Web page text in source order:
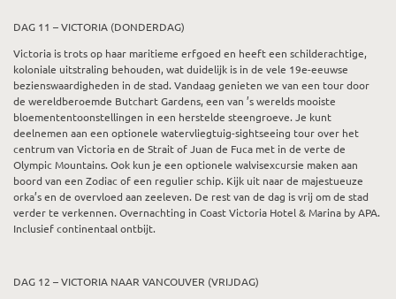
DAG 11 – VICTORIA (DONDERDAG)
Victoria is trots op haar maritieme erfgoed en heeft een schilderachtige,
koloniale uitstraling behouden, wat duidelijk is in de vele 19e-eeuwse
bezienswaardigheden in de stad. Vandaag genieten we van een tour door
de wereldberoemde Butchart Gardens, een van ’s werelds mooiste
bloemententoonstellingen in een herstelde steengroeve. Je kunt
deelnemen aan een optionele watervliegtuig-sightseeing tour over het
centrum van Victoria en de Strait of Juan de Fuca met in de verte de
Olympic Mountains. Ook kun je een optionele walvisexcursie maken aan
boord van een Zodiac of een regulier schip. Kijk uit naar de majestueuze
orka’s en de overvloed aan zeeleven. De rest van de dag is vrij om de stad
verder te verkennen. Overnachting in Coast Victoria Hotel & Marina by APA.
Inclusief continentaal ontbijt.
DAG 12 – VICTORIA NAAR VANCOUVER (VRIJDAG)